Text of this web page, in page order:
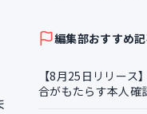
編集部おすすめ
【8月25日リリース
合がもたらす本人確